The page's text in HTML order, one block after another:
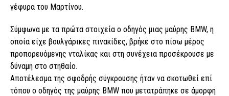
γέφυρα του Μαρτίνου.
Σύμφωνα με τα πρώτα στοιχεία ο οδηγός μιας μαύρης BMW, η
οποία είχε βουλγάρικες πινακίδες, βρήκε στο πίσω μέρος
προπορευόμενης νταλίκας και στη συνέχεια προσέκρουσε με
δύναμη στο στηθαίο.
Αποτέλεσμα της σφοδρής σύγκρουσης ήταν να σκοτωθεί επί
τόπου ο οδηγός της μαύρης BMW που μετατράπηκε σε άμορφη